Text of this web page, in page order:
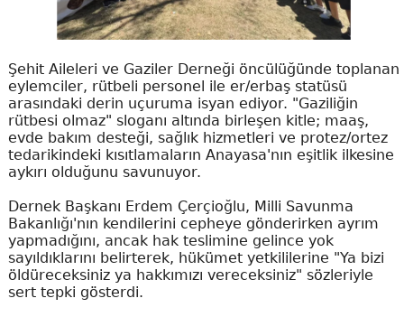
Şehit Aileleri ve Gaziler Derneği öncülüğünde toplanan
eylemciler, rütbeli personel ile er/erbaş statüsü
arasındaki derin uçuruma isyan ediyor. "Gaziliğin
rütbesi olmaz" sloganı altında birleşen kitle; maaş,
evde bakım desteği, sağlık hizmetleri ve protez/ortez
tedarikindeki kısıtlamaların Anayasa'nın eşitlik ilkesine
aykırı olduğunu savunuyor.
Dernek Başkanı Erdem Çerçioğlu, Milli Savunma
Bakanlığı'nın kendilerini cepheye gönderirken ayrım
yapmadığını, ancak hak teslimine gelince yok
sayıldıklarını belirterek, hükümet yetkililerine "Ya bizi
öldüreceksiniz ya hakkımızı vereceksiniz" sözleriyle
sert tepki gösterdi.